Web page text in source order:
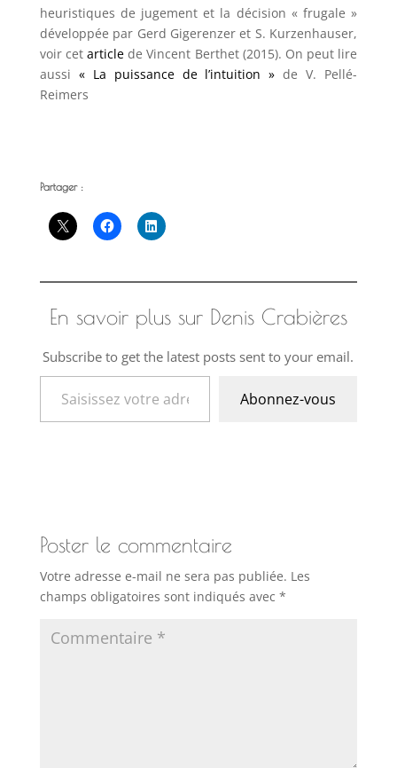
heuristiques de jugement et la décision « frugale »
développée par Gerd Gigerenzer et S. Kurzenhauser,
voir cetarticle de Vincent Berthet (2015). On peut lire
aussi « La puissance de l’intuition » de V. Pellé-
Reimers
Partager :
En savoir plus sur Denis Crabières
Subscribe to get the latest posts sent to your email.
Saisissez votre adresse e-mail…
Abonnez-vous
Poster le commentaire
Votre adresse e-mail ne sera pas publiée. Les
champs obligatoires sont indiqués avec *